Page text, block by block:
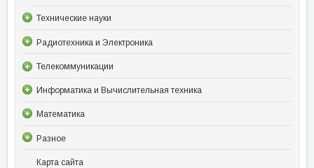
Технические науки
Радиотехника и Электроника
Телекоммуникации
Информатика и Вычислительная техника
Математика
Разное
Карта сайта